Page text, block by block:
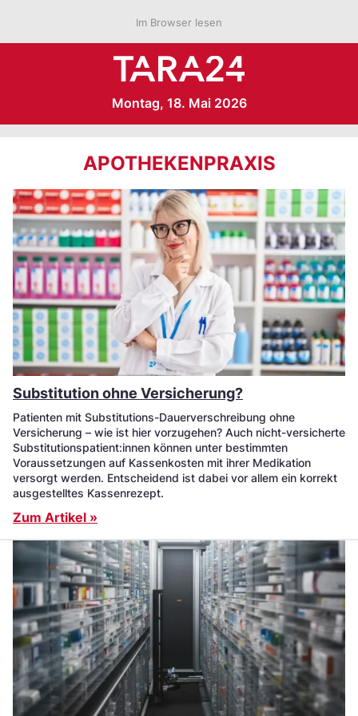
Im Browser lesen
Montag, 18. Mai 2026
APOTHEKENPRAXIS
Substitution ohne Versicherung?
Patienten mit Substitutions-Dauerverschreibung ohne
Versicherung – wie ist hier vorzugehen? Auch nicht-versicherte
Substitutionspatient:innen können unter bestimmten
Voraussetzungen auf Kassenkosten mit ihrer Medikation
versorgt werden. Entscheidend ist dabei vor allem ein korrekt
ausgestelltes Kassenrezept.
Zum Artikel »